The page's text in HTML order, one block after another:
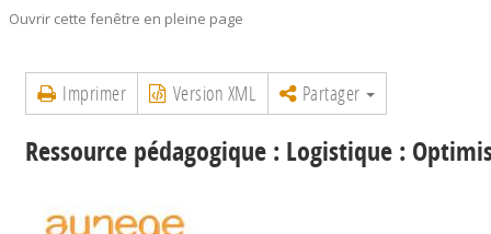
Ouvrir cette fenêtre en pleine page
Imprimer Version XML Partager
Ressource pédagogique : Logistique :